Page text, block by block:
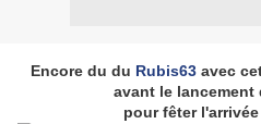
Encore du du Rubis63avec
avant le lancement
pour fêter